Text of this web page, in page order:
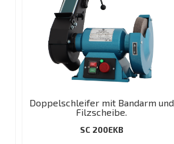
Doppelschleifer mit Bandarm und
Filzscheibe.
SC 200EKB